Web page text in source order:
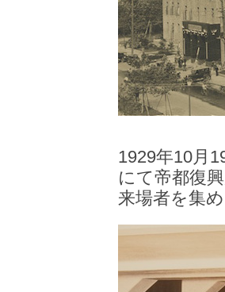
1929年10月
にて帝都復
来場者を集